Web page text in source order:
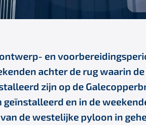
en
achter de rug waarin
zijn op de
en in de
de westelijke pyloon in